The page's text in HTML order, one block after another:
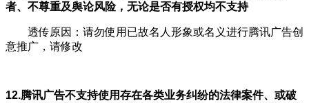
者、不尊重及舆论风险，无论是否有授权均不支持
透传原因：请勿使用已故名人形象或名义进行腾讯广告创
意推广，请修改
12.腾讯广告不支持使用存在各类业务纠纷的法律案件、或破